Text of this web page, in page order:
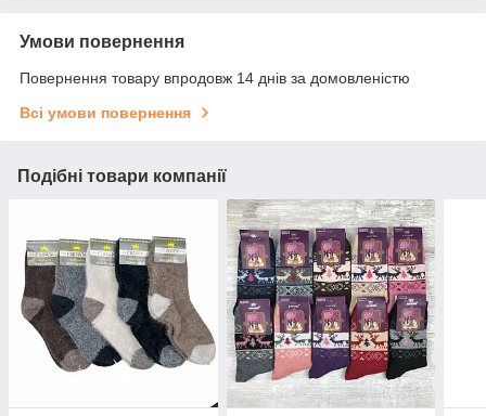
Умови повернення
Повернення товару впродовж 14 днів за домовленістю
Всі умови повернення
Подібні товари компанії